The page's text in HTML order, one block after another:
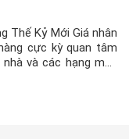
Thế Kỷ Mới Giá nhân
cực kỳ quan tâm
và các hạng mục